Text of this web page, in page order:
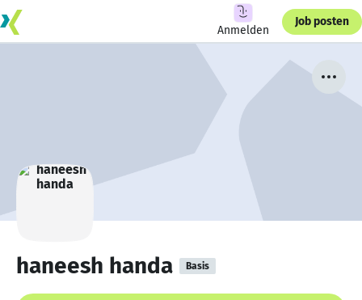
Anmelden
Job posten
haneesh handa Basis